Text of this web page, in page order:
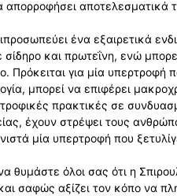
απορροφήσει αποτελεσματικά
ένα εξαιρετικά
και πρωτεΐνη, ενώ
Πρόκειται για μία υπερτροφή
μπορεί να επιφέρει
πρακτικές σε
έχουν στρέψει τους
μία υπερτροφή που
θυμάστε όλοι σας ότι η
σαφώς αξίζει τον κόπο να